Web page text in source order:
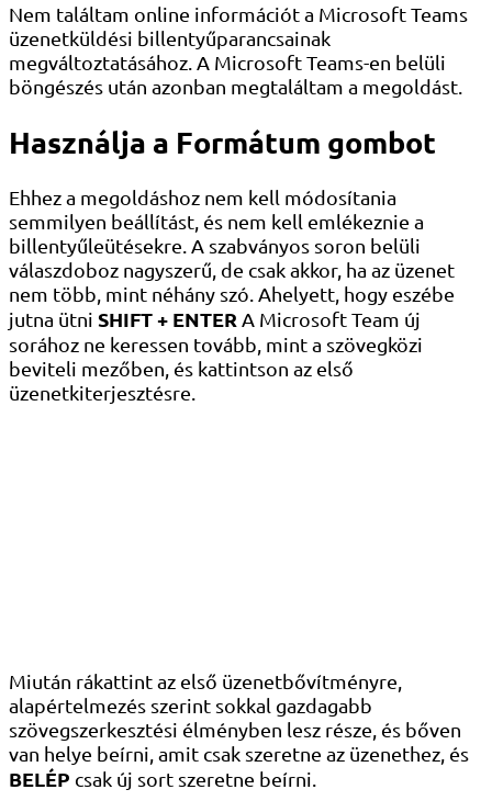
Nem találtam online információt a Microsoft Teams
üzenetküldési billentyűparancsainak
megváltoztatásához. A Microsoft Teams-en belüli
böngészés után azonban megtaláltam a megoldást.
Használja a Formátum gombot
Ehhez a megoldáshoz nem kell módosítania
semmilyen beállítást, és nem kell emlékeznie a
billentyűleütésekre. A szabványos soron belüli
válaszdoboz nagyszerű, de csak akkor, ha az üzenet
nem több, mint néhány szó. Ahelyett, hogy eszébe
jutna ütni SHIFT + ENTER A Microsoft Team új
sorához ne keressen tovább, mint a szövegközi
beviteli mezőben, és kattintson az első
üzenetkiterjesztésre.
Miután rákattint az első üzenetbővítményre,
alapértelmezés szerint sokkal gazdagabb
szövegszerkesztési élményben lesz része, és bőven
van helye beírni, amit csak szeretne az üzenethez, és
BELÉP csak új sort szeretne beírni.